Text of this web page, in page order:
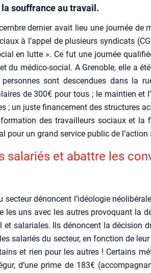
souffrance au travail.
der­nier avait lieu une jour­née de
à l’ap­pel de plu­sieurs syn­di­cats
en lutte ». Ce fut une jour­née
du médi­co-social. A Gre­noble, elle a
sont des­cen­dues dans la
de 300€ pour tous ; le main­tien et
; un juste finan­ce­ment des struc­tures
des tra­vailleurs sociaux et la
pour un grand ser­vice public de
sala­riés et abattre les
sec­teur dénoncent l’i­déo­lo­gie
les uns avec les autres pro­vo­quant la
et sala­riales. Ils dénoncent la déci­sion
sala­riés du sec­teur, en fonc­tion de
et rien pour les autres ! Cer­tains
d’une prime de 183€